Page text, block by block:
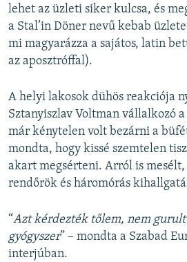
lehet az üzleti siker kulcsa, és
a Stal’in Döner nevű kebab
mi magyarázza a sajátos, latin
az aposztróffal).
A helyi lakosok dühös reakciója
Sztanyiszlav Voltman vállalkozó
már kénytelen volt bezárni a
mondta, hogy kissé szemtelen
akart megsérteni. Arról is
rendőrök és háromórás
“Azt kérdezték tőlem, nem
gyógyszer” – mondta a Szabad
interjúban.